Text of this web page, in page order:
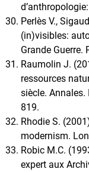
Perlès V.,
(in)visibles:
Grande Guerre.
Raumolin J.
ressources
siècle. Annales.
819.
Rhodie S.
modernism.
Robic M.C.
expert aux